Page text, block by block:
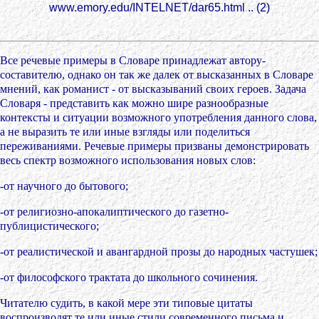
www.emory.edu/INTELNET/dar65.html .. (2)
Все речевые примеры в Словаре принадлежат автору-
составителю, однако он так же далек от высказанных в Словаре
мнений, как романист - от высказываний своих героев. Задача
Словаря - представить как можно шире разнообразные
контексты и ситуации возможного употребления данного слова,
а не выразить те или иные взгляды или поделиться
переживаниями. Речевые примеры призваны демонстрировать
весь спектр возможного использования новых слов:
-от научного до бытового;
-от религиозно-апокалиптического до газетно-
публицистического;
-от реалистической и авангардной прозы до народных частушек;
-от философского трактата до школьного сочинения.
Читателю судить, в какой мере эти типовые цитаты